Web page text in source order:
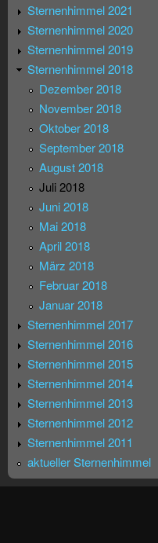
Sternenhimmel 2021
Sternenhimmel 2020
Sternenhimmel 2019
Sternenhimmel 2018
Dezember 2018
November 2018
Oktober 2018
September 2018
August 2018
Juli 2018
Juni 2018
Mai 2018
April 2018
März 2018
Februar 2018
Januar 2018
Sternenhimmel 2017
Sternenhimmel 2016
Sternenhimmel 2015
Sternenhimmel 2014
Sternenhimmel 2013
Sternenhimmel 2012
Sternenhimmel 2011
aktueller Sternenhimmel